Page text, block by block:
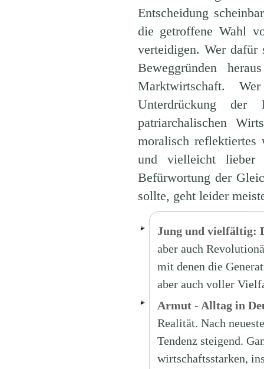
Entscheidung
die getroffene Wahl
verteidigen. Wer dafür
Beweggründen
Marktwirtschaft.
Unterdrückung
patriarchalischen
moralisch reflektiertes
und vielleicht
Befürwortung der
sollte, geht leider
Jung und vielfältig:
aber auch
mit denen die
aber auch voller
Armut - Alltag in
Realität. Nach
Tendenz steigend.
wirtschaftsstarken,